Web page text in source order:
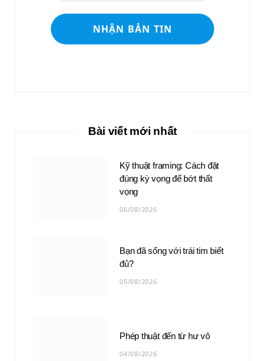
Bài viết mới nhất
Kỹ thuật framing: Cách đặt
đúng kỳ vọng để bớt thất
vọng
06/08/2026
Bạn đã sống với trái tim biết
đủ?
05/08/2026
Phép thuật đến từ hư vô
04/08/2026